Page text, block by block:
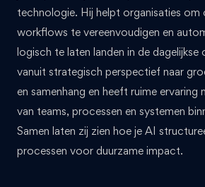
technologie. Hij helpt organisaties om
workflows te vereenvoudigen en
logisch te laten landen in de dagelijkse
vanuit strategisch perspectief naar
en samenhang en heeft ruime ervaring
van teams, processen en systemen
Samen laten zij zien hoe je AI
processen voor duurzame impact.